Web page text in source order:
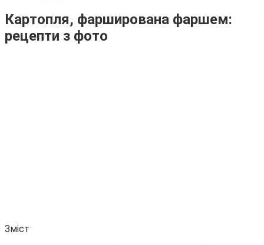
Картопля, фарширована фаршем:
рецепти з фото
Зміст